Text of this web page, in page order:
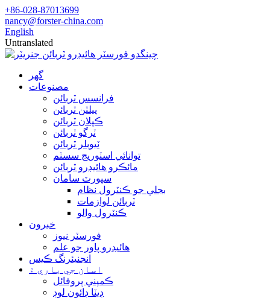
+86-028-87013699
nancy@forster-china.com
English
Untranslated
گھر
مصنوعات
فرانسس ٽربائن
پيلٽن ٽربائن
ڪپلان ٽربائن
ٽرگو ٽربائن
ٽيوبلر ٽربائن
توانائي اسٽوريج سسٽم
مائڪرو هائيڊرو ٽربائن
سپورٽ سامان
بجلي جو ڪنٽرول نظام
ٽربائن لوازمات
ڪنٽرول والو
خبرون
فورسٽر نيوز
هائيڊرو پاور جو علم
انجنيئرنگ ڪيس
اسان جي باري ۾
ڪمپني پروفائل
ڊيٽا ڊائون لوڊ